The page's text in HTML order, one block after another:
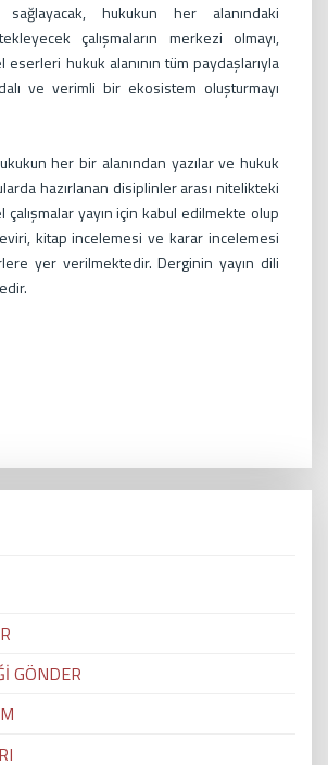
hukukun her alanındaki
çalışmaların merkezi olmayı,
hukuk alanının tüm paydaşlarıyla
ve verimli bir ekosistem oluşturmayı
her bir alanından yazılar ve hukuk
hazırlanan disiplinler arası nitelikteki
yayın için kabul edilmekte olup
kitap incelemesi ve karar incelemesi
yer verilmektedir. Derginin yayın dili
GÖNDER